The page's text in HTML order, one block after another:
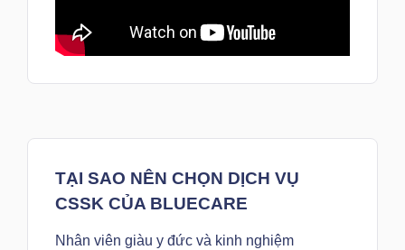
TẠI SAO NÊN CHỌN DỊCH VỤ
CSSK CỦA BLUECARE
Nhân viên giàu y đức và kinh nghiệm